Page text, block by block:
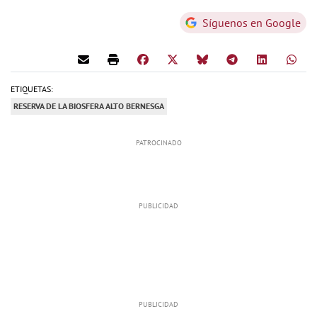
Síguenos en Google
ETIQUETAS:
RESERVA DE LA BIOSFERA ALTO BERNESGA